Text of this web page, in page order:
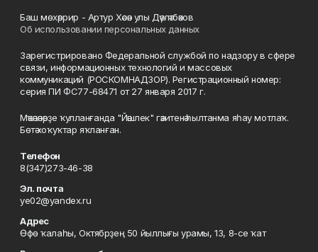
Баш мөхәррир - Артур Хәсән улы Дәүләтбәков
Об использовании персональных данных
Зарегистрировано Федеральной службой по надзору в сфере
связи, информационных технологий и массовых
коммуникаций (РОСКОМНАДЗОР). Регистрационный номер:
серия ПИ ФС77-68471 от 27 января 2017 г.
Мәҡәләләрҙе ҡулланғанда "Йәшлек" гәзитенә һылтанма яһау мотлаҡ.
Бөтә хоҡуҡтар яҡланған.
Телефон
8(347)273-46-38
Эл. почта
ye02@yandex.ru
Адрес
Өфө ҡалаһы, Октябрҙең 50 йыллығы урамы, 13, 8-се ҡат